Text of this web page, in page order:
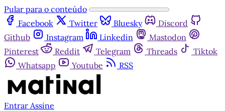
Pular para o conteúdo
Facebook
Twitter Bluesky
Discord
Github
Instagram Linkedin
Mastodon
Pinterest
Reddit Telegram Threads
Tiktok
Whatsapp
Youtube RSS
Entrar Assine